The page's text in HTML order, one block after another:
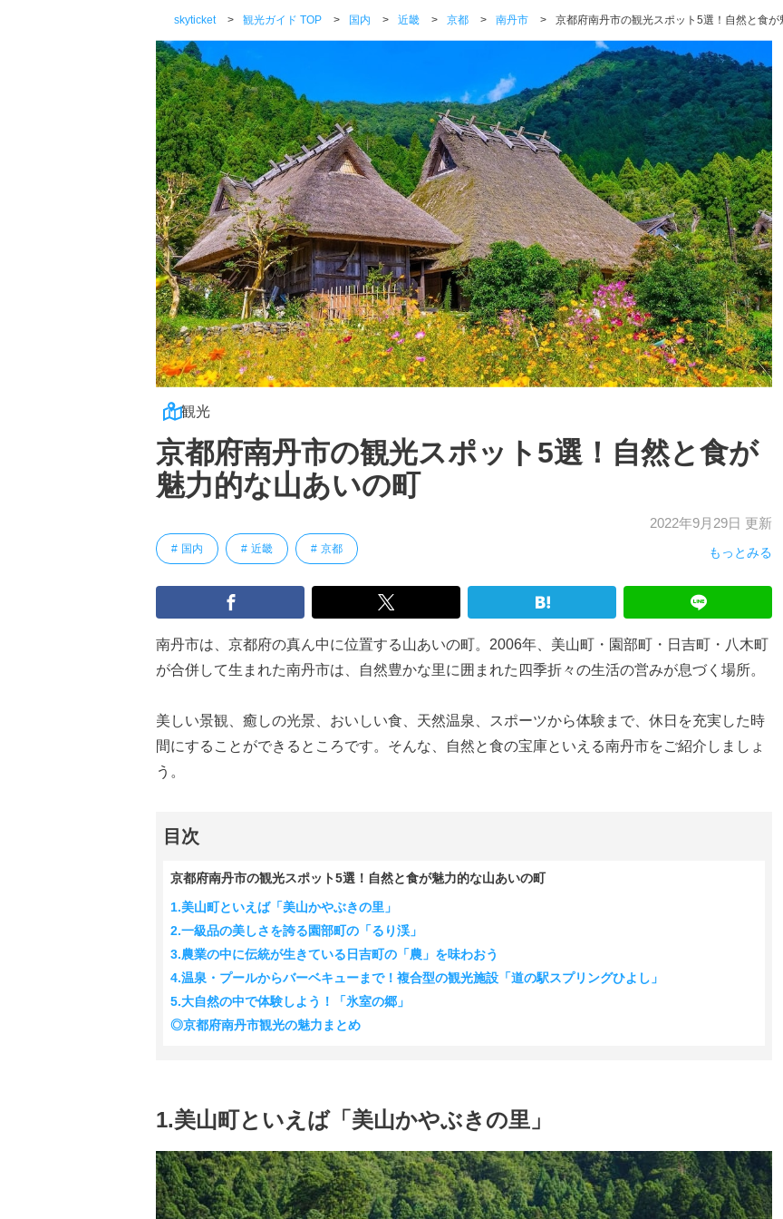
skyticket > 観光ガイド TOP > 国内 > 近畿 > 京都 > 南丹市 > 京都府南丹市の観光スポット5選！自然と食
観光
京都府南丹市の観光スポット5選！自然と食が
魅力的な山あいの町
2022年9月29日 更新
国内 近畿 京都 もっとみる
南丹市は、京都府の真ん中に位置する山あいの町。2006年、美山町・園部町・日吉町・八木町
が合併して生まれた南丹市は、自然豊かな里に囲まれた四季折々の生活の営みが息づく場所。
美しい景観、癒しの光景、おいしい食、天然温泉、スポーツから体験まで、休日を充実した時
間にすることができるところです。そんな、自然と食の宝庫といえる南丹市をご紹介しましょ
う。
目次
京都府南丹市の観光スポット5選！自然と食が魅力的な山あいの町
1.美山町といえば「美山かやぶきの里」
2.一級品の美しさを誇る園部町の「るり渓」
3.農業の中に伝統が生きている日吉町の「農」を味わおう
4.温泉・プールからバーベキューまで！複合型の観光施設「道の駅スプリングひよし」
5.大自然の中で体験しよう！「氷室の郷」
◎京都府南丹市観光の魅力まとめ
1.美山町といえば「美山かやぶきの里」